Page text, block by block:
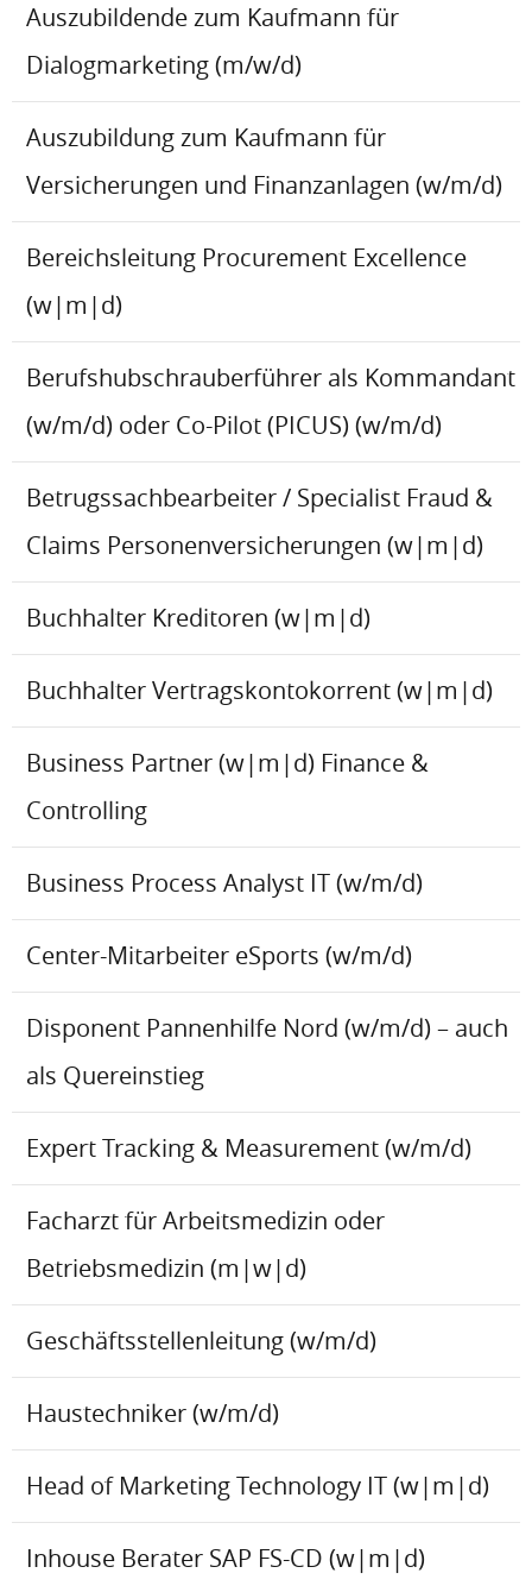
Auszubildende zum Kaufmann für
Dialogmarketing (m/w/d)
Auszubildung zum Kaufmann für
Versicherungen und Finanzanlagen (w/m/d)
Bereichsleitung Procurement Excellence
(w|m|d)
Berufshubschrauberführer als Kommandant
(w/m/d) oder Co-Pilot (PICUS) (w/m/d)
Betrugssachbearbeiter / Specialist Fraud &
Claims Personenversicherungen (w|m|d)
Buchhalter Kreditoren (w|m|d)
Buchhalter Vertragskontokorrent (w|m|d)
Business Partner (w|m|d) Finance &
Controlling
Business Process Analyst IT (w/m/d)
Center-Mitarbeiter eSports (w/m/d)
Disponent Pannenhilfe Nord (w/m/d) – auch
als Quereinstieg
Expert Tracking & Measurement (w/m/d)
Facharzt für Arbeitsmedizin oder
Betriebsmedizin (m|w|d)
Geschäftsstellenleitung (w/m/d)
Haustechniker (w/m/d)
Head of Marketing Technology IT (w|m|d)
Inhouse Berater SAP FS-CD (w|m|d)